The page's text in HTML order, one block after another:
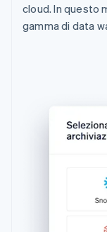
cloud. In questo
gamma di data